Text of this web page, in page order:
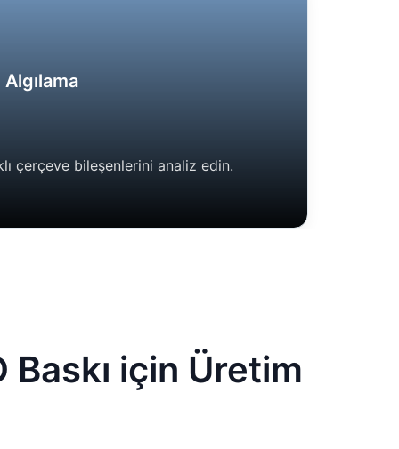
çerçeve bileşenlerini analiz edin.
için Üretim